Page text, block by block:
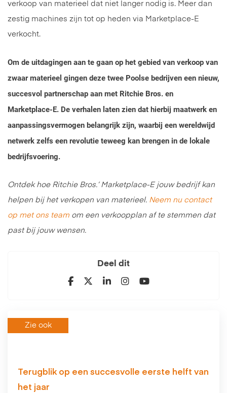
verkoop van materieel dat niet langer nodig is. Meer dan
zestig machines zijn tot op heden via Marketplace-E
verkocht.
Om de uitdagingen aan te gaan op het gebied van verkoop van
zwaar materieel gingen deze twee Poolse bedrijven een nieuw,
succesvol partnerschap aan met Ritchie Bros. en
Marketplace-E. De verhalen laten zien dat hierbij maatwerk en
aanpassingsvermogen belangrijk zijn, waarbij een wereldwijd
netwerk zelfs een revolutie teweeg kan brengen in de lokale
bedrijfsvoering.
Ontdek hoe Ritchie Bros.’ Marketplace-E jouw bedrijf kan
helpen bij het verkopen van materieel. Neem nu contact
op met ons team om een verkoopplan af te stemmen dat
past bij jouw wensen.
Deel dit
Zie ook
Terugblik op een succesvolle eerste helft van
het jaar